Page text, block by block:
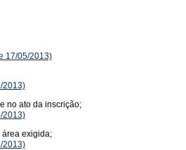
17/05/2013)
2013)
no ato da inscrição;
2013)
área exigida;
2013)